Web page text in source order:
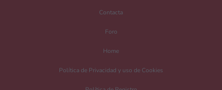
Guarda mi nombre, correo electrónico y web en este navegador para la
Contacta
Foro
Home
Política de Privacidad y uso de Cookies